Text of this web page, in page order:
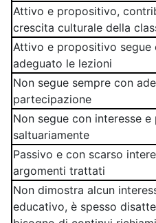
Attivo e propositivo,
crescita culturale della
Attivo e propositivo segue
adeguato le lezioni
Non segue sempre con
partecipazione
Non segue con interesse
saltuariamente
Passivo e con scarso
argomenti trattati
Non dimostra alcun
educativo, è spesso